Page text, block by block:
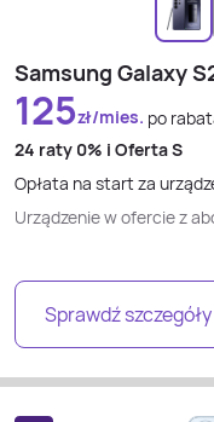
Samsung Galaxy
125zł/mies. po
24 raty 0% i Oferta S
Opłata na start za
Urządzenie w ofercie z
Sprawdź szczegóły